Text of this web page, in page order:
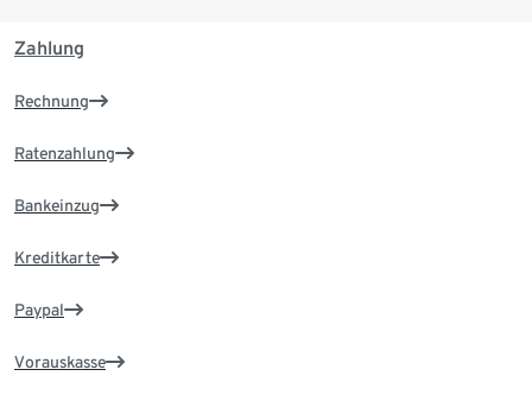
Zahlung
Rechnung
Ratenzahlung
Bankeinzug
Kreditkarte
Paypal
Vorauskasse